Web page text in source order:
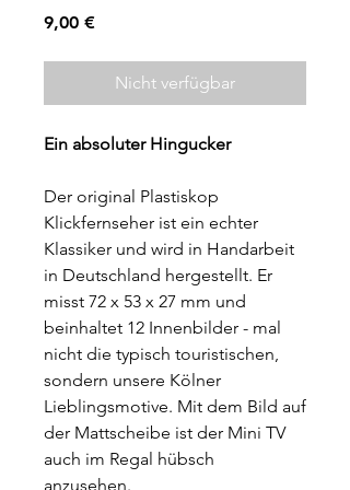
9,00 €Preis
Nicht verfügbar
Ein absoluter Hingucker
Der original Plastiskop
Klickfernseher ist ein echter
Klassiker und wird in Handarbeit
in Deutschland hergestellt. Er
misst 72 x 53 x 27 mm und
beinhaltet 12 Innenbilder - mal
nicht die typisch touristischen,
sondern unsere Kölner
Lieblingsmotive. Mit dem Bild auf
der Mattscheibe ist der Mini TV
auch im Regal hübsch
anzusehen.